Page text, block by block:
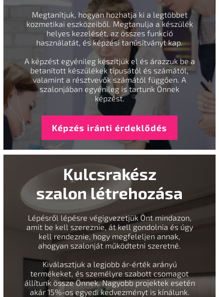
Megtanítjuk, hogyan hozhatja ki a legtöbbet
kozmetikai eszközeiből. Megtanulja a készülék
helyes kezelését, az összes funkció
használatát, és képzési tanúsítványt kap.
A képzést egyénileg készítjük el és árazzuk be a
betanított készülékek típusától és számától,
valamint a résztvevők számától függően. A
szalonjában egyénileg is tartunk Önnek
képzést.
Képzés iránti érdeklődés
Kulcsrakész
szalon létrehozása
Lépésről lépésre végigvezetjük Önt mindazon,
amit be kell szereznie, át kell gondolnia és úgy
kell rendeznie, hogy megfeleljen annak,
ahogyan szalonját működtetni szeretné.
Kiválasztjuk a legjobb ár-érték arányú
termékeket, és személyre szabott csomagot
állítunk össze Önnek. Nagyobb projektek esetén
akár 15%-os egyedi kedvezményt is kínálunk.